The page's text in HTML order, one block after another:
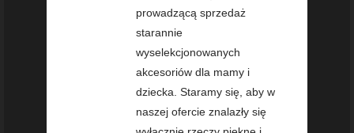
prowadzącą sprzedaż
starannie
wyselekcjonowanych
akcesoriów dla mamy i
dziecka. Staramy się, aby w
naszej ofercie znalazły się